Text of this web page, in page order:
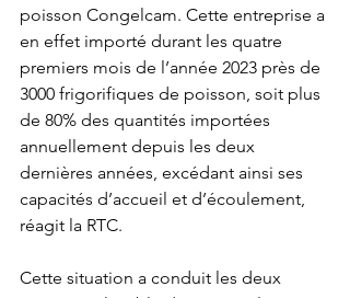
poisson Congelcam. Cette entreprise a
en effet importé durant les quatre
premiers mois de l’année 2023 près de
3000 frigorifiques de poisson, soit plus
de 80% des quantités importées
annuellement depuis les deux
dernières années, excédant ainsi ses
capacités d’accueil et d’écoulement,
réagit la RTC.
Cette situation a conduit les deux